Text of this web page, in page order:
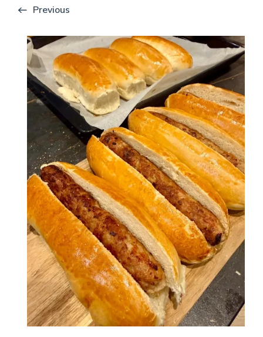
Previous